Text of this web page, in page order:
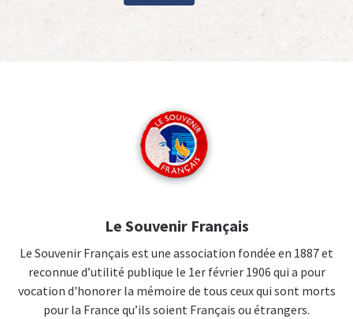
Le Souvenir Français
Le Souvenir Français est une association fondée en 1887 et
reconnue d’utilité publique le 1er février 1906 qui a pour
vocation d'honorer la mémoire de tous ceux qui sont morts
pour la France qu’ils soient Français ou étrangers.